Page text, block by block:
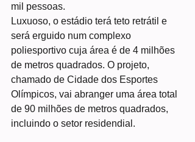
mil pessoas.
Luxuoso, o estádio terá teto retrátil e
será erguido num complexo
poliesportivo cuja área é de 4 milhões
de metros quadrados. O projeto,
chamado de Cidade dos Esportes
Olímpicos, vai abranger uma área total
de 90 milhões de metros quadrados,
incluindo o setor residendial.